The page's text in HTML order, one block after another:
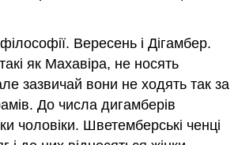
Вересень і Дігамбер.
як Махавіра, не носять
зазвичай вони не ходять так за
До числа дигамберів
чоловіки. Шветемберські ченці